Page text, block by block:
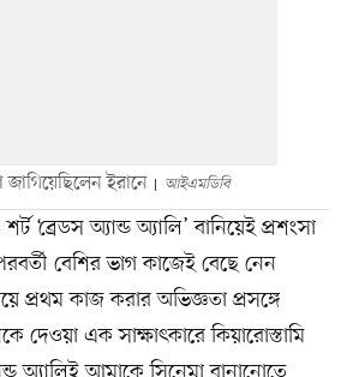
ইরানে আইএমডিবি
‘ব্রেডস অ্যান্ড অ্যালি’ বানিয়েই প্রশংসা
বেশির ভাগ কাজেই বেছে নেন
প্রথম কাজ করার অভিজ্ঞতা প্রসঙ্গে
দেওয়া এক সাক্ষাৎকারে কিয়ারোস্তামি